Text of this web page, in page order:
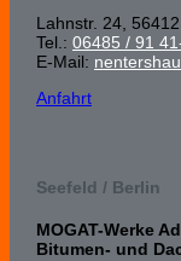
Lahnstr. 24,
Tel.: 06485 / 91
E-Mail:
Anfahrt
Seefeld / Berlin
MOGAT-Werke
Bitumen- und